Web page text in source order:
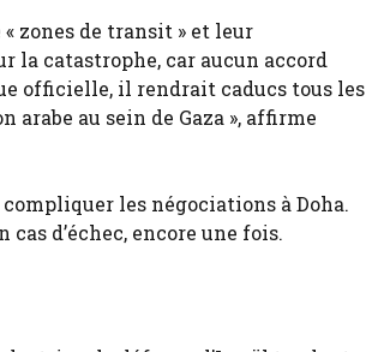
zones de transit » et leur
la catastrophe, car aucun accord
officielle, il rendrait caducs tous les
au sein de Gaza », affirme
les négociations à Doha.
d’échec, encore une fois.